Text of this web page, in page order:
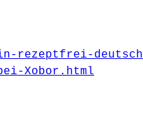
rezeptfrei-
Xobor.html